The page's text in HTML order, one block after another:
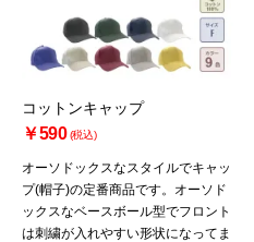
コットンキャップ
￥590 (税込)
オーソドックスなスタイルでキャッ
プ(帽子)の定番商品です。オーソド
ックスなベースボール型でフロント
は刺繍が入れやすい形状になってま